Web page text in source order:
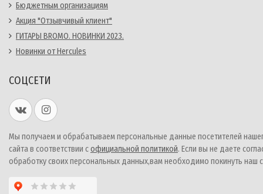
Бюджетным организациям
Акция "Отзывчивый клиент"
ГИТАРЫ BROMO. НОВИНКИ 2023.
Новинки от Hercules
СОЦСЕТИ
Мы получаем и обрабатываем персональные данные посетителей
сайта в соответствии софициальной политикой. Если вы не даете
обработку своих персональных данных,вам необходимо покинуть наш